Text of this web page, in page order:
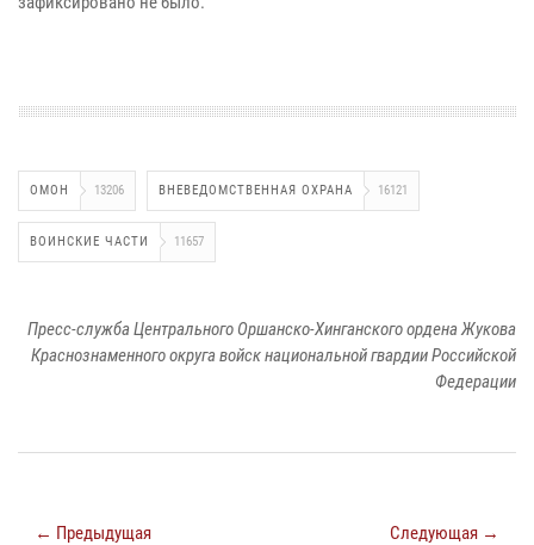
ОМОН 13206 ВНЕВЕДОМСТВЕННАЯ ОХРАНА 16121
ВОИНСКИЕ ЧАСТИ 11657
Пресс-служба Центрального Оршанско-Хинганского ордена Жукова
Краснознаменного округа войск национальной гвардии Российской
Федерации
← Предыдущая Следующая →